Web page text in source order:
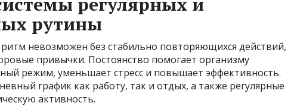
рутины
невозможен без стабильно повторяющихся действий,
привычки. Постоянство помогает организму
режим, уменьшает стресс и повышает эффективность.
график как работу, так и отдых, а также регулярные
активность.